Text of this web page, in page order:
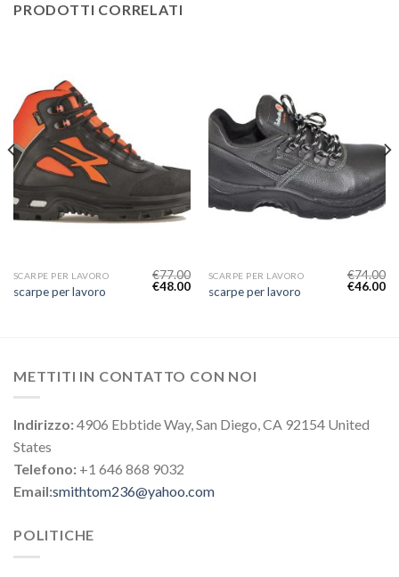
PRODOTTI CORRELATI
SCARPE PER LAVORO
scarpe per lavoro
€77.00
€48.00
SCARPE PER LAVORO
scarpe per lavoro
€74.00
€46.00
METTITI IN CONTATTO CON NOI
Indirizzo:4906 Ebbtide Way, San Diego, CA 92154 United
States
Telefono: +1 646 868 9032
Email:smithtom236@yahoo.com
POLITICHE